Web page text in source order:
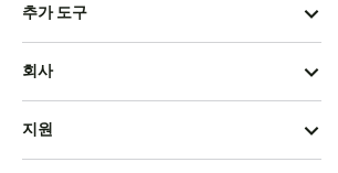
추가 도구
회사
지원